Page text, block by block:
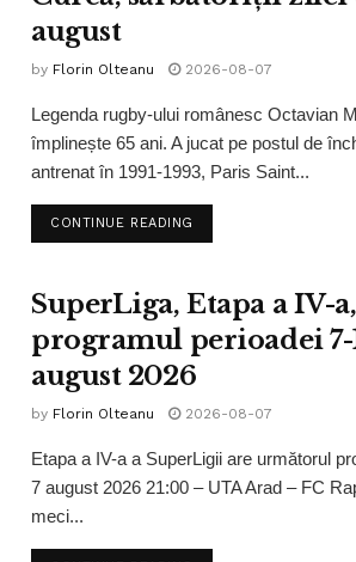
august
by Florin Olteanu 2026-08-07
Legenda rugby-ului românesc Octavian
împlinește 65 ani. A jucat pe postul de
antrenat în 1991-1993, Paris Saint...
CONTINUE READING
SuperLiga, Etapa a IV-a,
programul perioadei 7-
august 2026
by Florin Olteanu 2026-08-07
Etapa a IV-a a SuperLigii are următorul
7 august 2026 21:00 – UTA Arad – FC
meci...